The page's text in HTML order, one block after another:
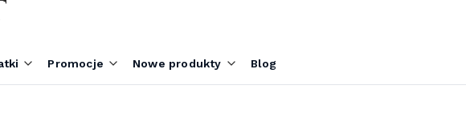
Promocje Nowe produkty Blog